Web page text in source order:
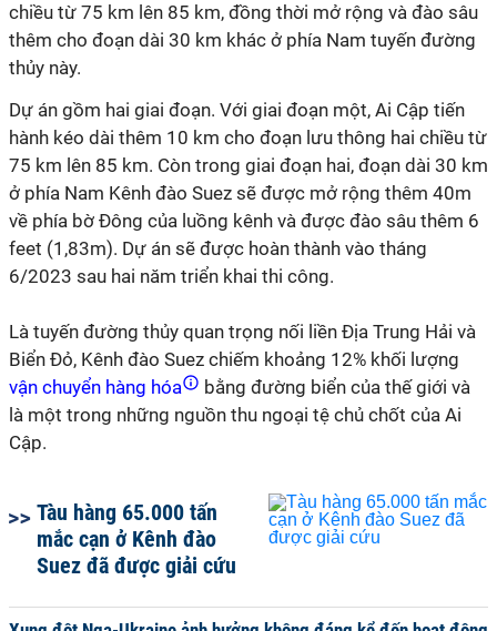
chiều từ 75 km lên 85 km, đồng thời mở rộng và đào sâu
thêm cho đoạn dài 30 km khác ở phía Nam tuyến đường
thủy này.
Dự án gồm hai giai đoạn. Với giai đoạn một, Ai Cập tiến
hành kéo dài thêm 10 km cho đoạn lưu thông hai chiều từ
75 km lên 85 km. Còn trong giai đoạn hai, đoạn dài 30 km
ở phía Nam Kênh đào Suez sẽ được mở rộng thêm 40m
về phía bờ Đông của luồng kênh và được đào sâu thêm 6
feet (1,83m). Dự án sẽ được hoàn thành vào tháng
6/2023 sau hai năm triển khai thi công.
Là tuyến đường thủy quan trọng nối liền Địa Trung Hải và
Biển Đỏ, Kênh đào Suez chiếm khoảng 12% khối lượng
vận chuyển hàng hóa
bằng đường biển của thế giới và
là một trong những nguồn thu ngoại tệ chủ chốt của Ai
Cập.
Tàu hàng 65.000 tấn
mắc cạn ở Kênh đào
Suez đã được giải cứu